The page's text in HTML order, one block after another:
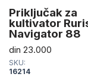
Priključak za
kultivator
Navigator 88
din 23.000
SKU:
16214